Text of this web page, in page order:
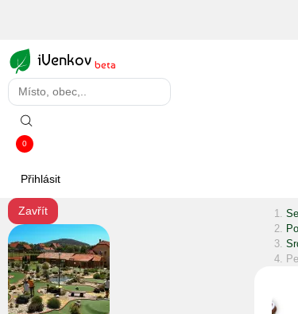
iVenkov beta
0
Přihlásit
Zavřít